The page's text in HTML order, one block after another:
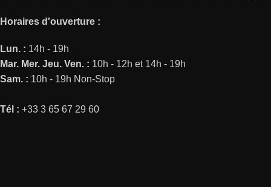
Horaires d'ouverture :
Lun. : 14h - 19h
Mar. Mer. Jeu. Ven. : 10h - 12h et 14h - 19h
Sam. : 10h - 19h Non-Stop
Tél : +33 3 65 67 29 60